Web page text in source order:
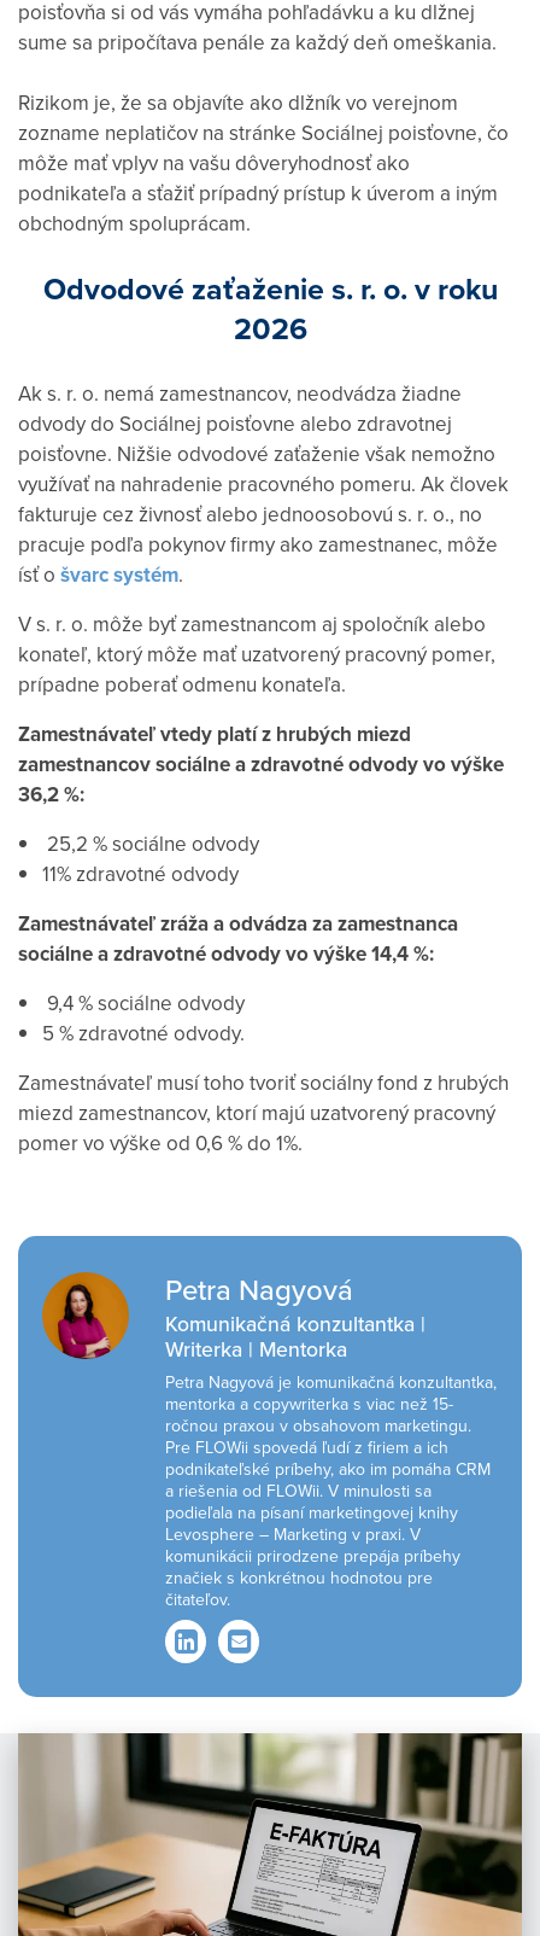
poisťovňa si od vás vymáha pohľadávku a ku dlžnej
sume sa pripočítava penále za každý deň omeškania.
Rizikom je, že sa objavíte ako dlžník vo verejnom
zozname neplatičov na stránke Sociálnej poisťovne, čo
môže mať vplyv na vašu dôveryhodnosť ako
podnikateľa a sťažiť prípadný prístup k úverom a iným
obchodným spoluprácam.
Odvodové zaťaženie s. r. o. v roku
2026
Ak s. r. o. nemá zamestnancov, neodvádza žiadne
odvody do Sociálnej poisťovne alebo zdravotnej
poisťovne. Nižšie odvodové zaťaženie však nemožno
využívať na nahradenie pracovného pomeru. Ak človek
fakturuje cez živnosť alebo jednoosobovú s. r. o., no
pracuje podľa pokynov firmy ako zamestnanec, môže
ísť o švarc systém.
V s. r. o. môže byť zamestnancom aj spoločník alebo
konateľ, ktorý môže mať uzatvorený pracovný pomer,
prípadne poberať odmenu konateľa.
Zamestnávateľ vtedy platí z hrubých miezd
zamestnancov sociálne a zdravotné odvody vo výške
36,2 %:
25,2 % sociálne odvody
11% zdravotné odvody
Zamestnávateľ zráža a odvádza za zamestnanca
sociálne a zdravotné odvody vo výške 14,4 %:
9,4 % sociálne odvody
5 % zdravotné odvody.
Zamestnávateľ musí toho tvoriť sociálny fond z hrubých
miezd zamestnancov, ktorí majú uzatvorený pracovný
pomer vo výške od 0,6 % do 1%.
Petra Nagyová
Komunikačná konzultantka |
Writerka | Mentorka
Petra Nagyová je komunikačná konzultantka,
mentorka a copywriterka s viac než 15-
ročnou praxou v obsahovom marketingu.
Pre FLOWii spovedá ľudí z firiem a ich
podnikateľské príbehy, ako im pomáha CRM
a riešenia od FLOWii. V minulosti sa
podieľala na písaní marketingovej knihy
Levosphere – Marketing v praxi. V
komunikácii prirodzene prepája príbehy
značiek s konkrétnou hodnotou pre
čitateľov.
LinkedInEmail